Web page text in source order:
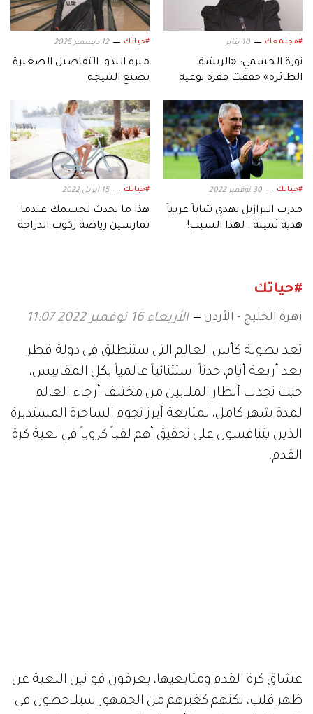
#مجتمعك 10 يناير
نورة الجسمي: «الريشة
الطائرة» حققت قفزة نوعية
#حياتك 12 ديسمبر 2025
ميره البدو: التفاصيل الصغيرة
تصنع النتيجة
#حياتك 30 نوفمبر 2022
مدرب البرازيل يهدي شاباً عربياً
هدية ثمينة.. لهذا السبب!
#حياتك 15 ابريل 2022
هذا ما يحدث لجسمك عندما
تمارسين رياضة ركوب الدراجة
#حياتك
زهرة الخليج - الأردن الأربعاء 16 نوفمبر 2022 11:07
تعد بطولة كأس العالم التي ستنطلق في دولة قطر
بعد أربعة أيام، حدثاً استثنائياً عالمياً بكل المقاييس،
حيث تجذب أنظار الملايين من مختلف أرجاء العالم
لمدة شهر كامل، لمتابعة أبرز نجوم الساحرة المستديرة
الذين يتنافسون على تحقيق أهم لقباً كروياً في لعبة كرة
القدم.
عشاق كرة القدم ومتابعيها، يعرفون قوانين اللعبة عن
ظهر قلب، لكنهم كغيرهم من الجمهور سيلاحظون في